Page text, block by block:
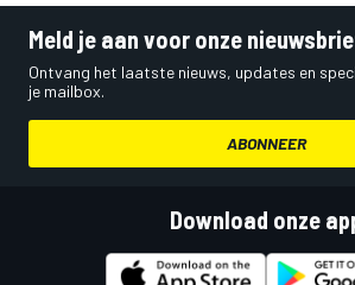
Meld je aan voor onze
Ontvang het laatste nieuws, updates en
je mailbox.
ABONNEER
Download onze